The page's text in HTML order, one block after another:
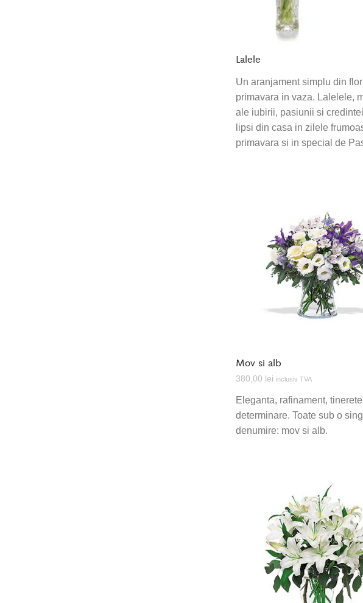
Lalele
Un aranjament simplu din
primavara in vaza. Lalelele,
ale iubirii, pasiunii si
lipsi din casa in zilele
primavara si in special de
Mov si alb
380,00 lei inclusiv TVA
Eleganta, rafinament,
determinare. Toate sub o
denumire: mov si alb.